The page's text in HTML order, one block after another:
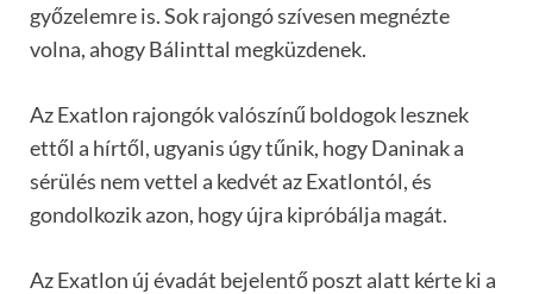
győzelemre is. Sok rajongó szívesen megnézte
volna, ahogy Bálinttal megküzdenek.
Az Exatlon rajongók valószínű boldogok lesznek
ettől a hírtől, ugyanis úgy tűnik, hogy Daninak a
sérülés nem vettel a kedvét az Exatlontól, és
gondolkozik azon, hogy újra kipróbálja magát.
Az Exatlon új évadát bejelentő poszt alatt kérte ki a